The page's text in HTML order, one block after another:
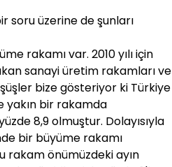
soru üzerine de şunları
rakamı var. 2010 yılı için
sanayi üretim rakamları ve
bize gösteriyor ki Türkiye
yakın bir rakamda
8,9 olmuştur. Dolayısıyla
bir büyüme rakamı
rakam önümüzdeki ayın